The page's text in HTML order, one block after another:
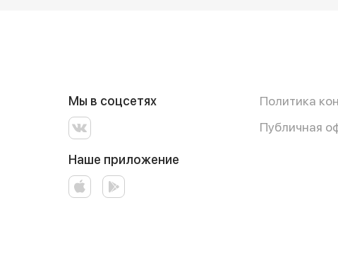
Мы в соцсетях
Наше приложение
Политика
Публичная